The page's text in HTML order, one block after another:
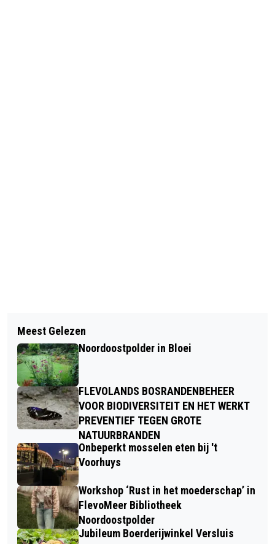
DRAVERIJEN IN EMMELOORD
NOORDOOSTPOLDER IN BLOEI
Meest Gelezen
Noordoostpolder in Bloei
FLEVOLANDS BOSRANDENBEHEER
VOOR BIODIVERSITEIT EN HET WERKT
PREVENTIEF TEGEN GROTE
NATUURBRANDEN
Onbeperkt mosselen eten bij 't
Voorhuys
Workshop ‘Rust in het moederschap’ in
FlevoMeer Bibliotheek
Noordoostpolder
Jubileum Boerderijwinkel Versluis